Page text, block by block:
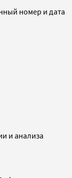
номер и дата
и анализа